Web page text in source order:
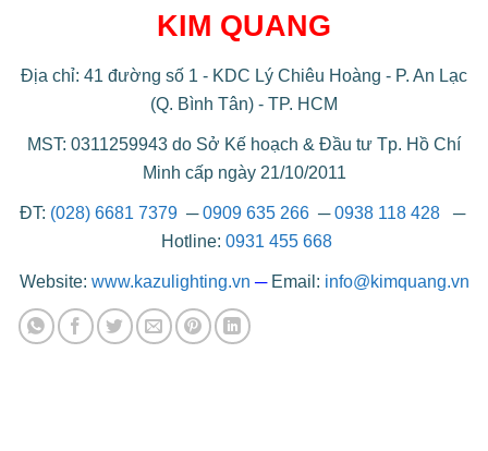
KIM QUANG
Địa chỉ: 41 đường số 1 - KDC Lý Chiêu Hoàng - P. An Lạc
(Q. Bình Tân) - TP. HCM
MST: 0311259943 do Sở Kế hoạch & Đầu tư Tp. Hồ Chí
Minh cấp ngày 21/10/2011
ĐT: (028) 6681 7379 ─0909 635 266─0938 118 428─
Hotline: 0931 455 668
Website: www.kazulighting.vn ─ Email: info@kimquang.vn